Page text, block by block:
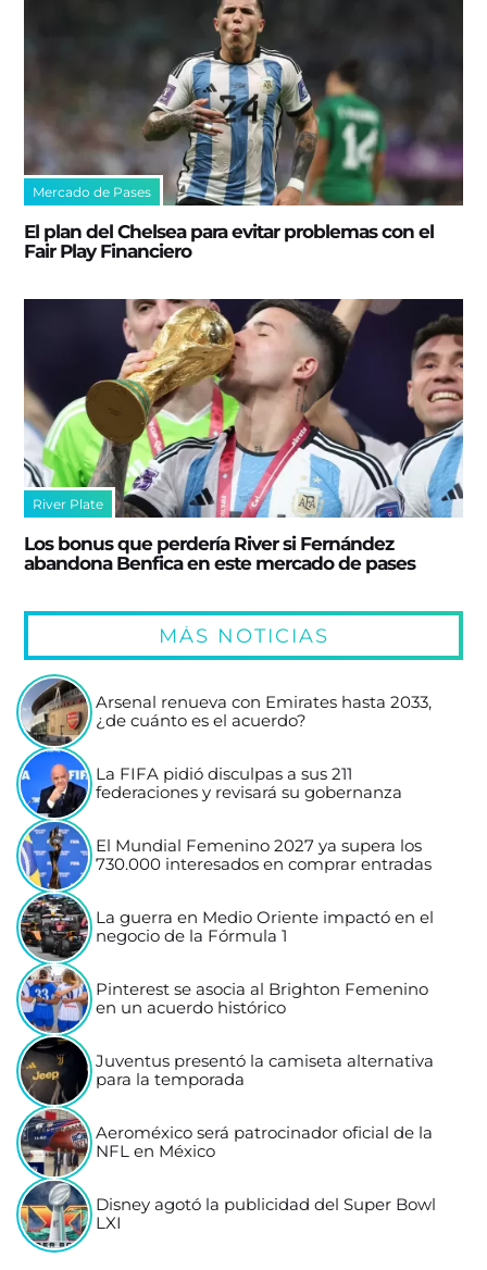
Mercado de Pases
El plan del Chelsea para evitar problemas con el
Fair Play Financiero
River Plate
Los bonus que perdería River si Fernández
abandona Benfica en este mercado de pases
MÁS NOTICIAS
Arsenal renueva con Emirates hasta 2033,
¿de cuánto es el acuerdo?
La FIFA pidió disculpas a sus 211
federaciones y revisará su gobernanza
El Mundial Femenino 2027 ya supera los
730.000 interesados en comprar entradas
La guerra en Medio Oriente impactó en el
negocio de la Fórmula 1
Pinterest se asocia al Brighton Femenino
en un acuerdo histórico
Juventus presentó la camiseta alternativa
para la temporada
Aeroméxico será patrocinador oficial de la
NFL en México
Disney agotó la publicidad del Super Bowl
LXI